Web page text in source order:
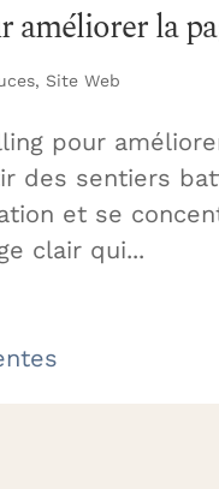
la
, Site Web
pour
des sentiers
et se
clair qui...